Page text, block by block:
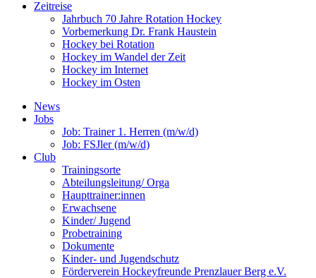
Zeitreise
Jahrbuch 70 Jahre Rotation Hockey
Vorbemerkung Dr. Frank Haustein
Hockey bei Rotation
Hockey im Wandel der Zeit
Hockey im Internet
Hockey im Osten
News
Jobs
Job: Trainer 1. Herren (m/w/d)
Job: FSJler (m/w/d)
Club
Trainingsorte
Abteilungsleitung/ Orga
Haupttrainer:innen
Erwachsene
Kinder/ Jugend
Probetraining
Dokumente
Kinder- und Jugendschutz
Förderverein Hockeyfreunde Prenzlauer Berg e.V.